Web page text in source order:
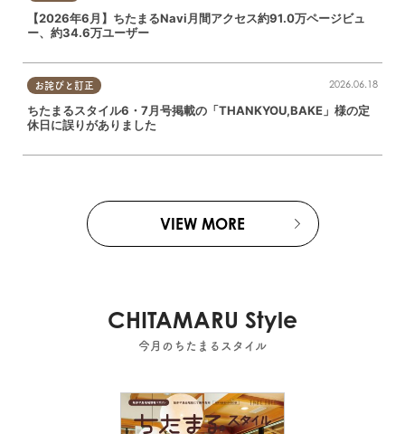
【2026年6月】ちたまるNavi月間アクセス約91.0万ページビュ
ー、約34.6万ユーザー
お詫びと訂正 2026.06.18
ちたまるスタイル6・7月号掲載の「THANKYOU,BAKE」様の定
休日に誤りがありました
VIEW MORE
CHITAMARU Style
今月のちたまるスタイル